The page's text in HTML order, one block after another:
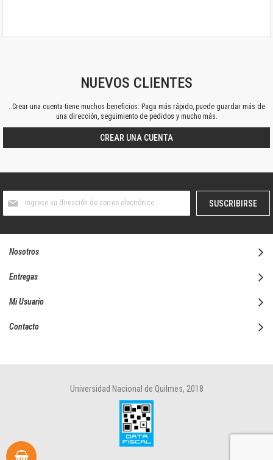
NUEVOS CLIENTES
..Crear una cuenta tiene muchos beneficios: Paga más rápido, puede guardar más de
una dirección, seguimiento de pedidos y mucho más.
CREAR UNA CUENTA
boletín
SUSCRIBIRSE
Nosotros
Entregas
Mi Usuario
Contacto
Universidad Nacional de Quilmes, 2018